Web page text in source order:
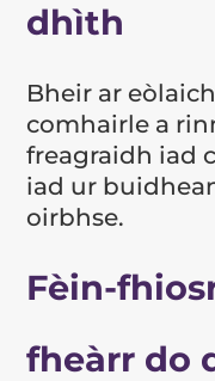
dhìth
Bheir ar
comhairle a
freagraidh iad
iad ur
oirbhse.
Fèin-
fheàrr do